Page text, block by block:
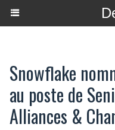
Snowflake
au poste de
Alliances &